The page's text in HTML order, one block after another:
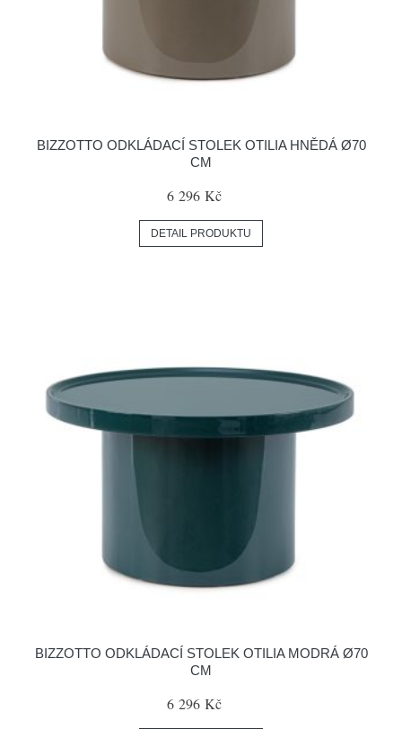
BIZZOTTO ODKLÁDACÍ STOLEK OTILIA HNĚDÁ Ø70
CM
6 296 Kč
DETAIL PRODUKTU
BIZZOTTO ODKLÁDACÍ STOLEK OTILIA MODRÁ Ø70
CM
6 296 Kč